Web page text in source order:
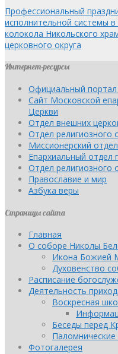
Профессиональный
исполнительной системы
колокола Никольского
церковного округа
Интернет-ресурсы
Официальный
Сайт Московской
Церкви
Отдел внешних
Отдел религиозного
Миссионерский
Епархиальный
Отдел религиозного
Православие и мир
Азбука веры
Страницы сайта
Главная
О соборе Николы
Икона Божией
Духовенство
Расписание
Деятельность
Воскресная
Беседы перед
Паломнические
Фотогалерея